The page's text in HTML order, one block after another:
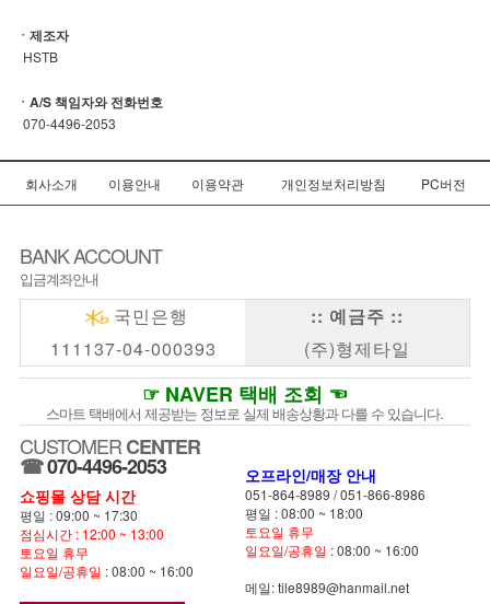
ㆍ제조자
HSTB
ㆍA/S 책임자와 전화번호
070-4496-2053
회사소개 이용안내 이용약관 개인정보처리방침 PC버전
BANK ACCOUNT
입금계좌안내
국민은행
111137-04-000393
:: 예금주 ::
(주)형제타일
☞ NAVER 택배 조회 ☜
스마트 택배에서 제공받는 정보로 실제 배송상황과 다를 수 있습니다.
CUSTOMERCENTER
☎070-4496-2053
쇼핑몰 상담 시간
평일 : 09:00 ~ 17:30
점심시간 : 12:00 ~ 13:00
토요일 휴무
일요일/공휴일 : 08:00 ~ 16:00
오프라인/매장 안내
051-864-8989 /051-866-8986
평일 : 08:00 ~ 18:00
토요일 휴무
일요일/공휴일 : 08:00 ~ 16:00
메일: tile8989@hanmail.net